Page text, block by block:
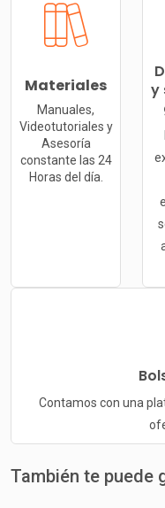
Materiales
Manuales,
Videotutoriales y
Asesoría
constante las 24
Horas del día.
y
Contamos con una
También te puede